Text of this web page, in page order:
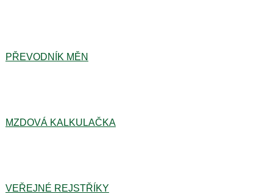
PŘEVODNÍK MĚN
MZDOVÁ KALKULAČKA
VEŘEJNÉ REJSTŘÍKY